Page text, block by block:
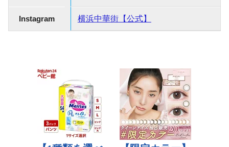
Instagram 横浜中華街【公式】